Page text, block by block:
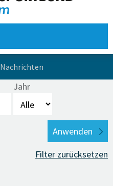
Nachrichten
Jahr
Filter zurücksetzen